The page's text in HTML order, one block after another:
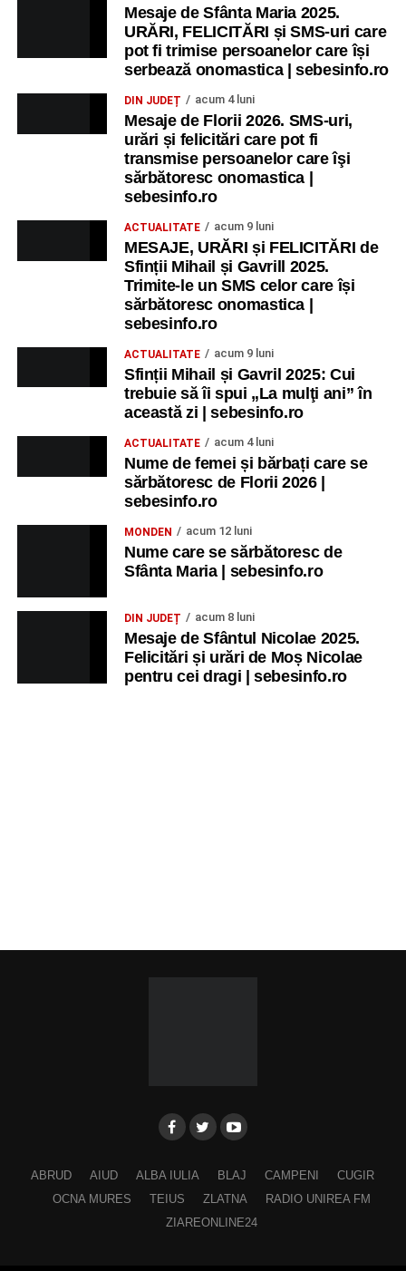
Mesaje de Sfânta Maria 2025.
URĂRI, FELICITĂRI și SMS-uri care
pot fi trimise persoanelor care își
serbează onomastica | sebesinfo.ro
DIN JUDEȚ acum 4 luni
Mesaje de Florii 2026. SMS-uri,
urări și felicitări care pot fi
transmise persoanelor care îşi
sărbătoresc onomastica |
sebesinfo.ro
ACTUALITATE acum 9 luni
MESAJE, URĂRI și FELICITĂRI de
Sfinții Mihail și Gavrill 2025.
Trimite-le un SMS celor care își
sărbătoresc onomastica |
sebesinfo.ro
ACTUALITATE acum 9 luni
Sfinții Mihail și Gavril 2025: Cui
trebuie să îi spui „La mulţi ani” în
această zi | sebesinfo.ro
ACTUALITATE acum 4 luni
Nume de femei și bărbați care se
sărbătoresc de Florii 2026 |
sebesinfo.ro
MONDEN acum 12 luni
Nume care se sărbătoresc de
Sfânta Maria | sebesinfo.ro
DIN JUDEȚ acum 8 luni
Mesaje de Sfântul Nicolae 2025.
Felicitări și urări de Moș Nicolae
pentru cei dragi | sebesinfo.ro
ABRUD AIUD ALBA IULIA BLAJ CAMPENI
CUGIR
OCNA MURES
TEIUS ZLATNA
RADIO UNIREA FM
ZIAREONLINE24